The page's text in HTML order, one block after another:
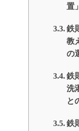
置」
鉄
教
の
鉄
洗
と
鉄